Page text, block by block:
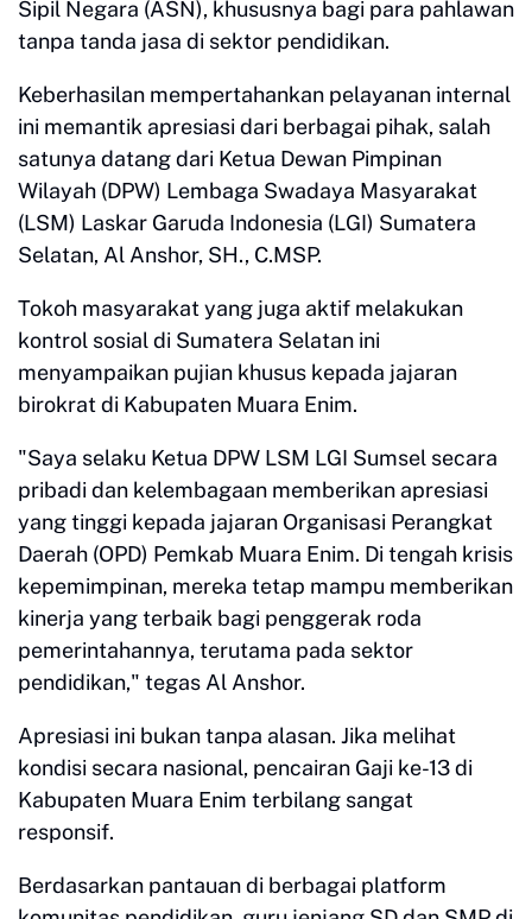
Sipil Negara (ASN), khususnya bagi para pahlawan
tanpa tanda jasa di sektor pendidikan.
Keberhasilan mempertahankan pelayanan internal
ini memantik apresiasi dari berbagai pihak, salah
satunya datang dari Ketua Dewan Pimpinan
Wilayah (DPW) Lembaga Swadaya Masyarakat
(LSM) Laskar Garuda Indonesia (LGI) Sumatera
Selatan, Al Anshor, SH., C.MSP.
Tokoh masyarakat yang juga aktif melakukan
kontrol sosial di Sumatera Selatan ini
menyampaikan pujian khusus kepada jajaran
birokrat di Kabupaten Muara Enim.
"Saya selaku Ketua DPW LSM LGI Sumsel secara
pribadi dan kelembagaan memberikan apresiasi
yang tinggi kepada jajaran Organisasi Perangkat
Daerah (OPD) Pemkab Muara Enim. Di tengah krisis
kepemimpinan, mereka tetap mampu memberikan
kinerja yang terbaik bagi penggerak roda
pemerintahannya, terutama pada sektor
pendidikan," tegas Al Anshor.
Apresiasi ini bukan tanpa alasan. Jika melihat
kondisi secara nasional, pencairan Gaji ke-13 di
Kabupaten Muara Enim terbilang sangat
responsif.
Berdasarkan pantauan di berbagai platform